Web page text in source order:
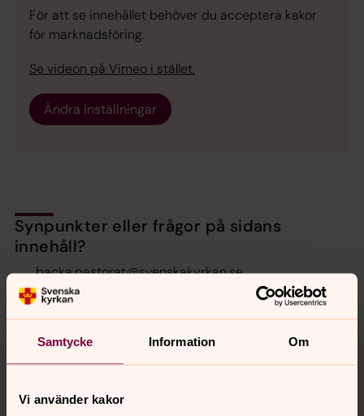
Samtycke Information Om
Vi använder kakor
För att se innehållet behöver du acceptera kakor
för marknadsföring.
Se videon på Vimeo i stället.
Ändra inställningar
Synpunkter eller frågor på sidans
innehåll?
backa.pastorat@svenskakyrkan.se
Dela
Tillbaka till toppen
Tillbaka till innehållet